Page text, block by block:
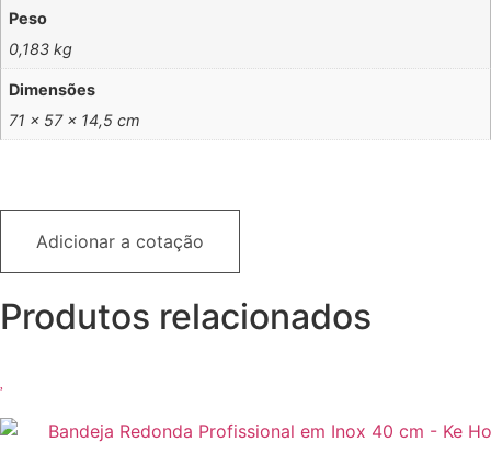
Peso
0,183 kg
Dimensões
71 × 57 × 14,5 cm
Adicionar a cotação
Produtos relacionados